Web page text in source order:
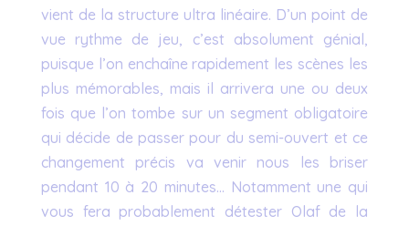
vient de la structure ultra linéaire. D’un point de
vue rythme de jeu, c’est absolument génial,
puisque l’on enchaîne rapidement les scènes les
plus mémorables, mais il arrivera une ou deux
fois que l’on tombe sur un segment obligatoire
qui décide de passer pour du semi-ouvert et ce
changement précis va venir nous les briser
pendant 10 à 20 minutes… Notamment une qui
vous fera probablement détester Olaf de la